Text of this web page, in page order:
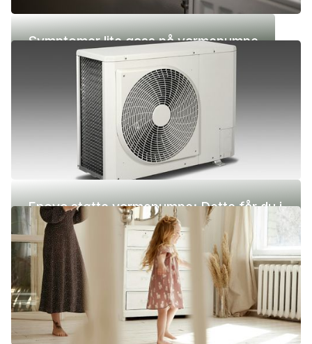
Symptomer lite gass på varmepumpe
Enova støtte varmepumpe: Dette får du i
2026